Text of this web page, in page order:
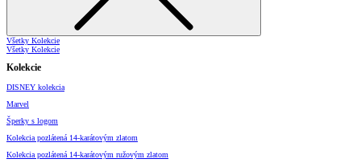
Všetky Kolekcie
Všetky Kolekcie
Kolekcie
DISNEY kolekcia
Marvel
Šperky s logom
Kolekcia pozlátená 14-karátovým zlatom
Kolekcia pozlátená 14-karátovým ružovým zlatom